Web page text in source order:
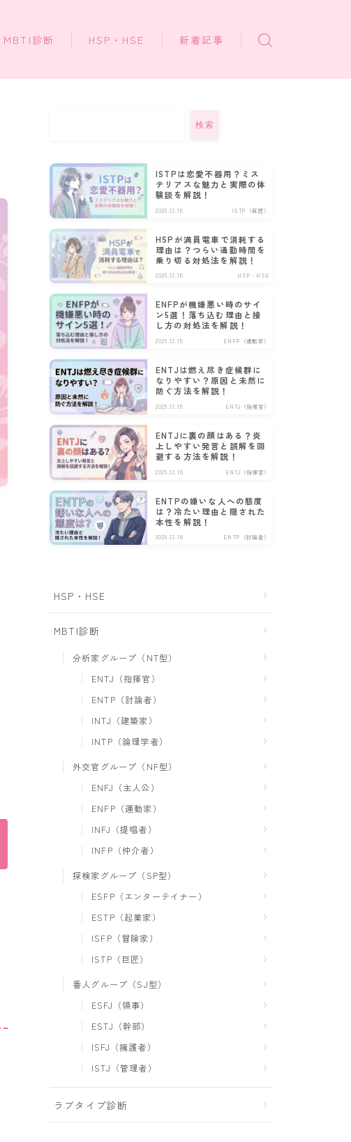
MBTI診断 HSP・HSE 新着記事
検索
ISTPは恋愛不器用？ミス
テリアスな魅力と実際の体
験談を解説！
2025.12.18 ISTP（巨匠）
HSPが満員電車で消耗する
理由は？つらい通勤時間を
乗り切る対処法を解説！
2025.12.18 HSP・HSE
ENFPが機嫌悪い時のサイ
ン5選！落ち込む理由と接
し方の対処法を解説！
2025.12.18 ENFP（運動家）
ENTJは燃え尽き症候群に
なりやすい？原因と未然に
防ぐ方法を解説！
2025.12.18 ENTJ（指揮官）
ENTJに裏の顔はある？炎
上しやすい発言と誤解を回
避する方法を解説！
2025.12.18 ENTJ（指揮官）
ENTPの嫌いな人への態度
は？冷たい理由と隠された
本性を解説！
2025.12.18 ENTP（討論者）
HSP・HSE
MBTI診断
分析家グループ（NT型）
ENTJ（指揮官）
ENTP（討論者）
INTJ（建築家）
INTP（論理学者）
外交官グループ（NF型）
ENFJ（主人公）
ENFP（運動家）
INFJ（提唱者）
INFP（仲介者）
探検家グループ（SP型）
ESFP（エンターテイナー）
ESTP（起業家）
ISFP（冒険家）
ISTP（巨匠）
番人グループ（SJ型）
ESFJ（領事）
ESTJ（幹部）
ISFJ（擁護者）
ISTJ（管理者）
ラブタイプ診断